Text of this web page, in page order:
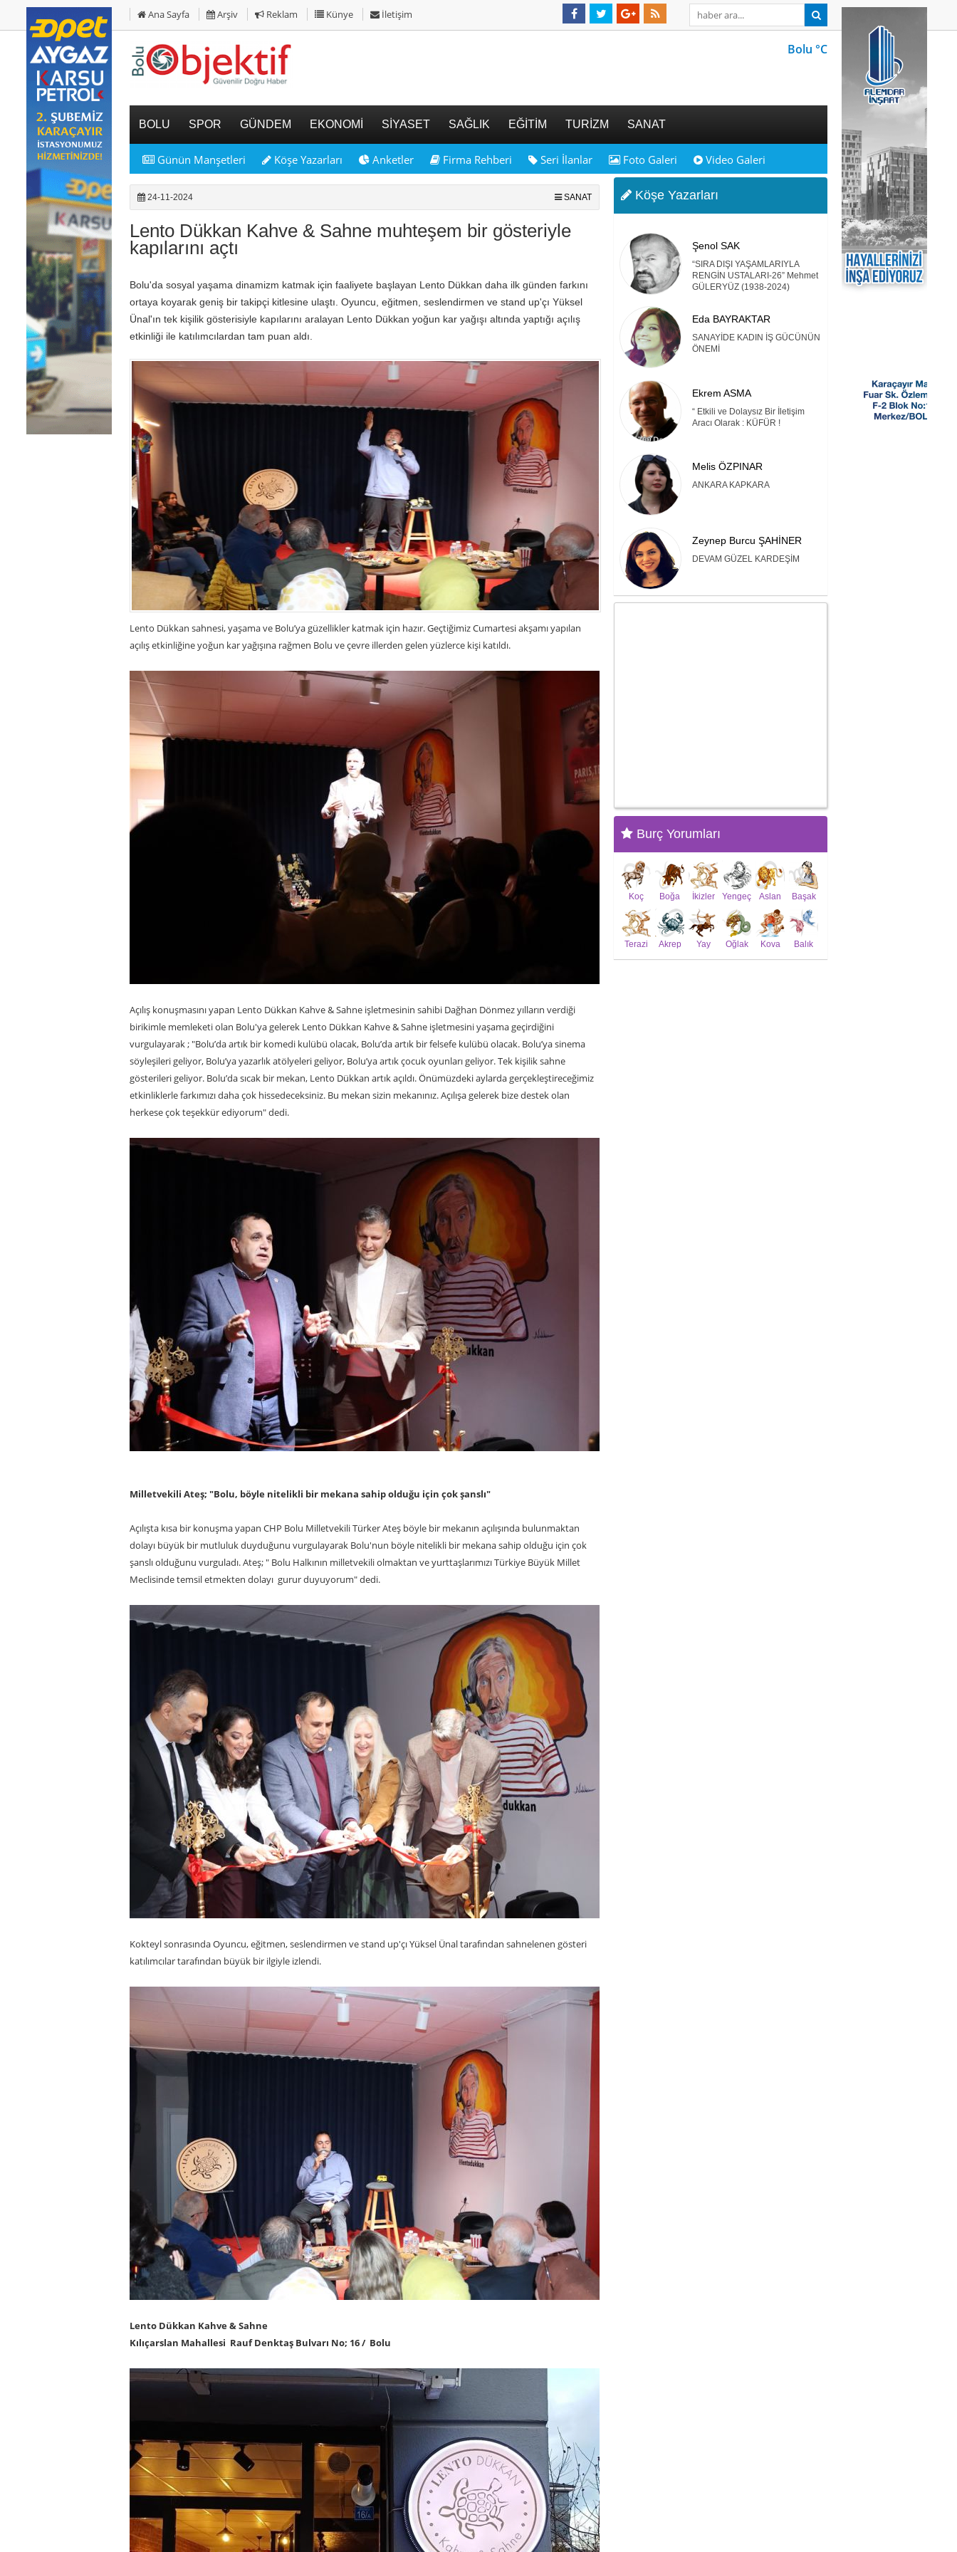
Ana Sayfa Arşiv Reklam Künye İletişim
Bolu °C
BOLU SPOR GÜNDEM EKONOMİ SİYASET SAĞLIK EĞİTİM TURİZM SANAT
Günün Manşetleri Köşe Yazarları Anketler Firma Rehberi Seri İlanlar Foto Galeri Video Galeri
24-11-2024 SANAT
Lento Dükkan Kahve & Sahne muhteşem bir gösteriyle
kapılarını açtı
Bolu'da sosyal yaşama dinamizm katmak için faaliyete başlayan Lento Dükkan daha ilk günden farkını
ortaya koyarak geniş bir takipçi kitlesine ulaştı. Oyuncu, eğitmen, seslendirmen ve stand up'çı Yüksel
Ünal'ın tek kişilik gösterisiyle kapılarını aralayan Lento Dükkan yoğun kar yağışı altında yaptığı açılış
etkinliği ile katılımcılardan tam puan aldı.
Lento Dükkan sahnesi, yaşama ve Bolu’ya güzellikler katmak için hazır. Geçtiğimiz Cumartesi akşamı yapılan
açılış etkinliğine yoğun kar yağışına rağmen Bolu ve çevre illerden gelen yüzlerce kişi katıldı.
Açılış konuşmasını yapan Lento Dükkan Kahve & Sahne işletmesinin sahibi Dağhan Dönmez yılların verdiği
birikimle memleketi olan Bolu'ya gelerek Lento Dükkan Kahve & Sahne işletmesini yaşama geçirdiğini
vurgulayarak ; "Bolu’da artık bir komedi kulübü olacak, Bolu’da artık bir felsefe kulübü olacak. Bolu’ya sinema
söyleşileri geliyor, Bolu’ya yazarlık atölyeleri geliyor, Bolu’ya artık çocuk oyunları geliyor. Tek kişilik sahne
gösterileri geliyor. Bolu’da sıcak bir mekan, Lento Dükkan artık açıldı. Önümüzdeki aylarda gerçekleştireceğimiz
etkinliklerle farkımızı daha çok hissedeceksiniz. Bu mekan sizin mekanınız. Açılışa gelerek bize destek olan
herkese çok teşekkür ediyorum" dedi.
Milletvekili Ateş; "Bolu, böyle nitelikli bir mekana sahip olduğu için çok şanslı"
Açılışta kısa bir konuşma yapan CHP Bolu Milletvekili Türker Ateş böyle bir mekanın açılışında bulunmaktan
dolayı büyük bir mutluluk duyduğunu vurgulayarak Bolu'nun böyle nitelikli bir mekana sahip olduğu için çok
şanslı olduğunu vurguladı. Ateş; " Bolu Halkının milletvekili olmaktan ve yurttaşlarımızı Türkiye Büyük Millet
Meclisinde temsil etmekten dolayı gurur duyuyorum" dedi.
Kokteyl sonrasında Oyuncu, eğitmen, seslendirmen ve stand up'çı Yüksel Ünal tarafından sahnelenen gösteri
katılımcılar tarafından büyük bir ilgiyle izlendi.
Lento Dükkan Kahve & Sahne
Kılıçarslan Mahallesi Rauf Denktaş Bulvarı No; 16 / Bolu
Köşe Yazarları
Şenol SAK
“SIRA DIŞI YAŞAMLARIYLA
RENGİN USTALARI-26” Mehmet
GÜLERYÜZ (1938-2024)
Eda BAYRAKTAR
SANAYİDE KADIN İŞ GÜCÜNÜN
ÖNEMİ
Ekrem ASMA
“ Etkili ve Dolaysız Bir İletişim
Aracı Olarak : KÜFÜR !
Melis ÖZPINAR
ANKARA KAPKARA
Zeynep Burcu ŞAHİNER
DEVAM GÜZEL KARDEŞİM
Burç Yorumları
Koç Boğa İkizler Yengeç Aslan Başak
Terazi Akrep Yay Oğlak Kova Balık